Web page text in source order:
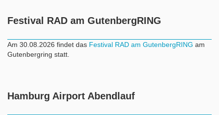
Festival RAD am GutenbergRING
Am 30.08.2026 findet das Festival RAD am GutenbergRING am
Gutenbergring statt.
Hamburg Airport Abendlauf